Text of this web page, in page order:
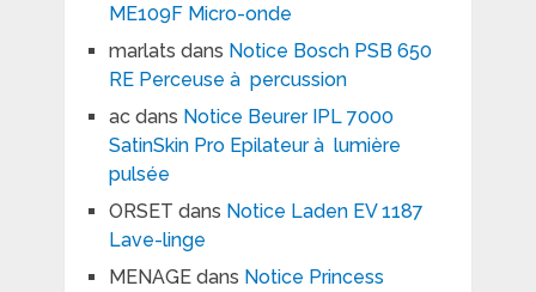
ME109F Micro-onde
marlats dans Notice Bosch PSB 650
RE Perceuse à percussion
acdans Notice Beurer IPL 7000
SatinSkin Pro Epilateur à lumière
pulsée
ORSET dans Notice Laden EV 1187
Lave-linge
MENAGEdans Notice Princess